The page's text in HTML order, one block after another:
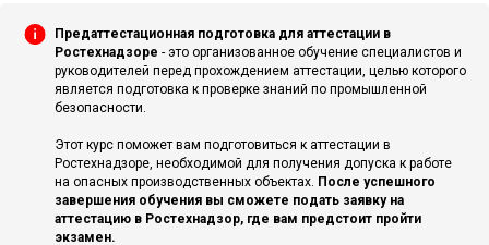
Предаттестационная подготовка для аттестации в
Ростехнадзоре - это организованное обучение специалистов и
руководителей перед прохождением аттестации, целью которого
является подготовка к проверке знаний по промышленной
безопасности.
Этот курс поможет вам подготовиться к аттестации в
Ростехнадзоре, необходимой для получения допуска к работе
на опасных производственных объектах. После успешного
завершения обучения вы сможете подать заявку на
аттестацию в Ростехнадзор, где вам предстоит пройти
экзамен.